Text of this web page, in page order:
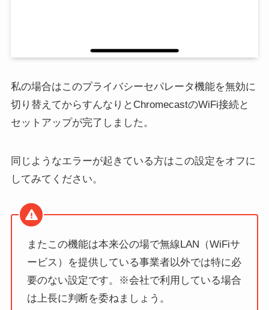
私の場合はこのプライバシーセパレータ機能を無効に
切り替えてからすんなりとChromecastのWiFi接続と
セットアップが完了しました。
同じようなエラーが起きている方はこの設定をオフに
してみてください。
またこの機能は本来公の場で無線LAN（WiFiサ
ービス）を提供している事業者以外では特に必
要のない設定です。※会社で利用している場合
は上長に判断を委ねましょう。